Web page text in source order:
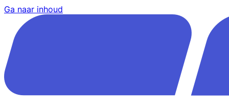
Ga naar inhoud